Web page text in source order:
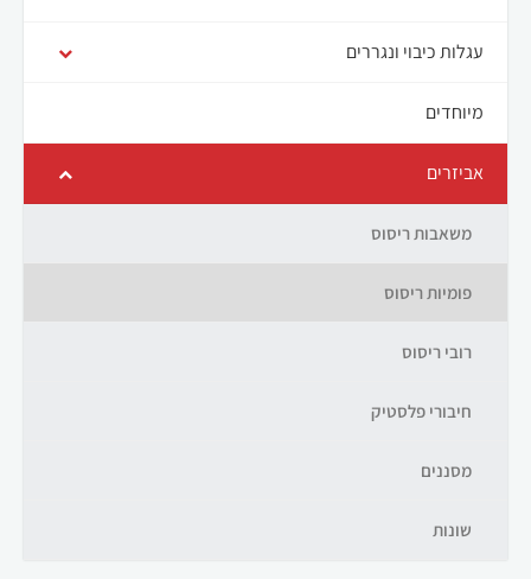
עגלות כיבוי ונגררים
מיוחדים
אביזרים
משאבות ריסוס
פומיות ריסוס
רובי ריסוס
חיבורי פלסטיק
מסננים
שונות